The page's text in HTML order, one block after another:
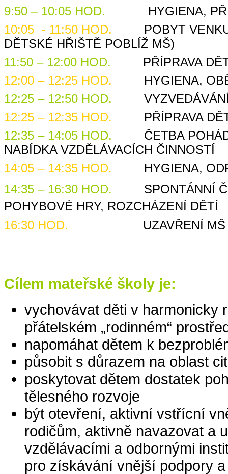
9:50 – 10:05 HOD.
HYGIENA,
10:05 - 11:50 HOD. POBYT VENKU
DĚTSKÉ HŘIŠTĚ POBLÍŽ MŠ)
11:50 – 12:00 HOD.
PŘÍPRAVA
12:00 – 12:25 HOD.
HYGIENA,
12:25 – 12:50 HOD.
VYZVEDÁVÁNÍ
12:25 – 12:35 HOD. PŘÍPRAVA
12:35 – 14:05 HOD.
ČETBA
NABÍDKA VZDĚLÁVACÍCH ČINNOSTÍ
14:05 – 14:35 HOD.
HYGIENA,
14:35 – 16:30 HOD.
SPONTÁNNÍ
POHYBOVÉ HRY, ROZCHÁZENÍ DĚTÍ
16:30 HOD.
UZAVŘENÍ MŠ
Cílem mateřské školy je:
vychovávat děti v harmonicky
přátelském „rodinném“
napomáhat dětem k
působit s důrazem na oblast
poskytovat dětem dostatek
tělesného rozvoje
být otevření, aktivní vstřícní
rodičům, aktivně navazovat a
vzdělávacími a odbornými
pro získávání vnější podpory